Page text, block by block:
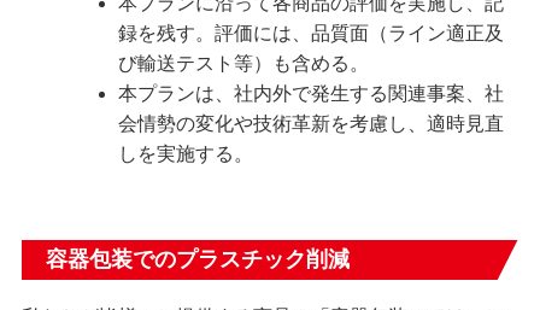
録を残す。評価には、品質面（ライン適正及
び輸送テスト等）も含める。
本プランは、社内外で発生する関連事案、社
会情勢の変化や技術革新を考慮し、適時見直
しを実施する。
容器包装でのプラスチック削減